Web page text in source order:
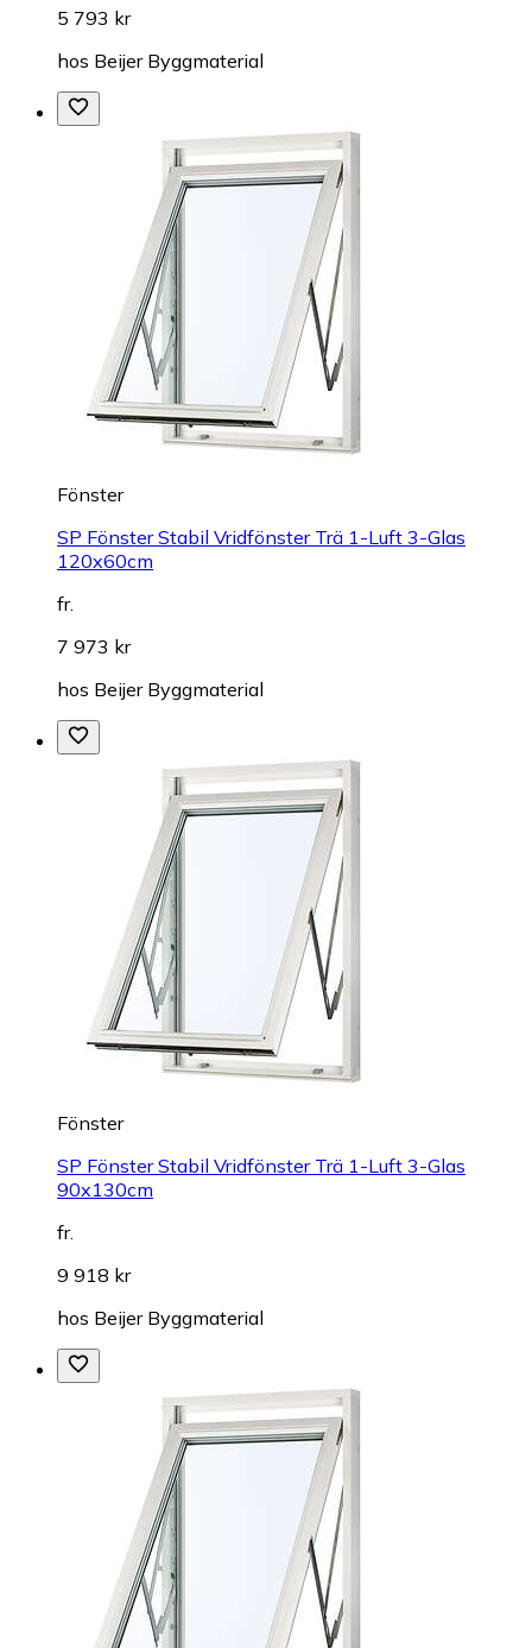
5 793 kr
hos Beijer Byggmaterial
Fönster
SP Fönster Stabil Vridfönster Trä 1-Luft 3-Glas
120x60cm
fr.
7 973 kr
hos Beijer Byggmaterial
Fönster
SP Fönster Stabil Vridfönster Trä 1-Luft 3-Glas
90x130cm
fr.
9 918 kr
hos Beijer Byggmaterial